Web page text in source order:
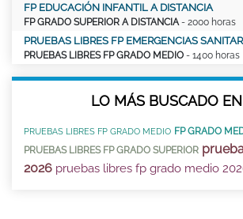
FP EDUCACIÓN INFANTIL A DISTANCIA
FP GRADO SUPERIOR A DISTANCIA - 2000 horas
PRUEBAS LIBRES FP EMERGENCIAS
PRUEBAS LIBRES FP GRADO MEDIO - 1400 horas
LO MÁS BUSCADO
PRUEBAS LIBRES FP GRADO MEDIO FP GRADO
PRUEBAS LIBRES FP GRADO SUPERIOR
2026 pruebas libres fp grado medio